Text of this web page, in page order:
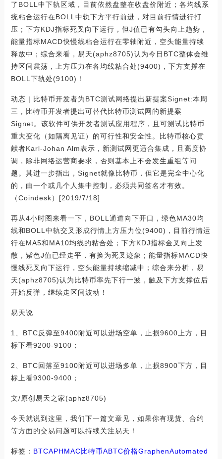
了BOLL中下轨区域，目前依然盘整在收盘价附近；各均线系
统粘合运行在BOLL中轨下方平行前进，对目前行情进行打
压；下方KDJ指标死叉向下运行，但J值已有勾头向上趋势，
能量指标MACD快慢线粘合运行在零轴附近，空头能量持续
释放中；综合来看，易天(aphz8705)认为今日BTC整体会维
持区间震荡，上方压力在各均线粘合处(9400)，下方支撑在
BOLL下轨处(9100)！
动态 | 比特币开发者为BTC测试网络提出新提案Signet:本周
三，比特币开发者提出可替代比特币测试网的新提案
Signet。该软件可供开发者测试应用程序，且可测试比特币
重大变化（如隔离见证）的可行性和安全性。比特币核心贡
献者Karl-Johan Alm表示，新测试网更适合集成，且高度协
调，除非网络运营商要求，否则基本上不会发生重组等问
题。其进一步指出，Signet就像比特币，但它是完全中心化
的，由一个或几个人集中控制，必须共同签名才有效。
（Coindesk）[2019/7/18]
再从4小时图来看一下，BOLL通道向下开口，绿色MA30均
线和BOLL中轨交叉形成行情上方压力位(9400)，目前行情运
行在MA5和MA10均线的粘合处；下方KDJ指标金叉向上发
散，紫色J值已经走平，有换为死叉迹象；能量指标MACD快
慢线死叉向下运行，空头能量持续缩减中；综合来分析，易
天(aphz8705)认为比特币率先下行一波，触及下方支撑位后
开始反弹，继续走区间波动！
易天说
1、BTC反弹至9400附近可以进场空单，止损9600上方，目
标下看9200-9100；
2、BTC回落至9100附近可以进场多单，止损8900下方，目
标上看9300-9400；
文/原创易天之家(aphz8705)
今天就说到这里，我们下一篇文章见，如果你有现货、合约
等方面的交易问题可以持续关注易天！
标签： BTCAPHMAC比特币ABTC价格GraphenAutomated